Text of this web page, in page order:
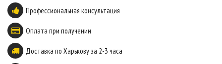
Профессиональная консультация
Оплата при получении
Доставка по Харькову за 2-3 часа